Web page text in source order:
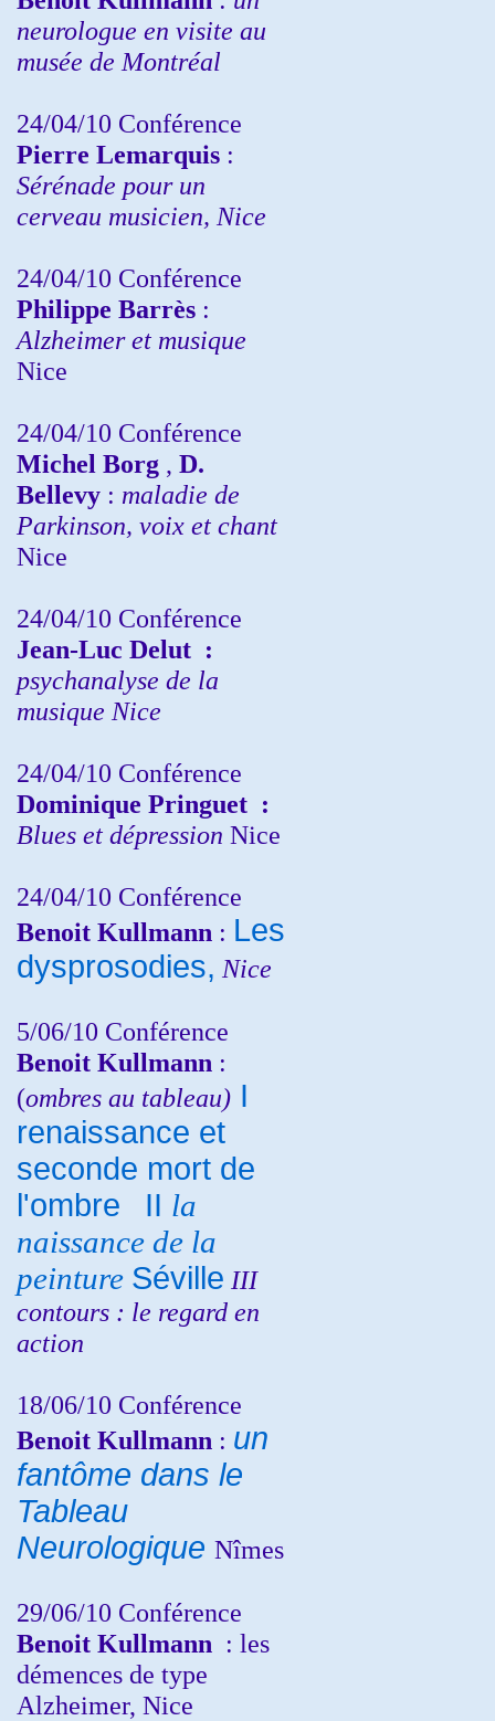
neurologue en visite au
musée de Montréal
24/04/10 Conférence
Pierre Lemarquis :
Sérénade pour un
cerveau musicien, Nice
24/04/10 Conférence
Philippe Barrès :
Alzheimer et musique
Nice
24/04/10 Conférence
Michel Borg , D.
Bellevy : maladie de
Parkinson, voix et chant
Nice
24/04/10 Conférence
Jean-Luc Delut :
psychanalyse de la
musique Nice
24/04/10 Conférence
Dominique Pringuet :
Blues et dépression Nice
24/04/10 Conférence
Benoit Kullmann : Les
dysprosodies, Nice
5/06/10 Conférence
Benoit Kullmann :
(ombres au tableau) I
renaissance et
seconde mort de
l'ombre
II la
naissance de la
peinture Séville III
contours : le regard en
action
18/06/10 Conférence
Benoit Kullmann : un
fantôme dans le
Tableau
Neurologique Nîmes
29/06/10 Conférence
Benoit Kullmann : les
démences de type
Alzheimer, Nice